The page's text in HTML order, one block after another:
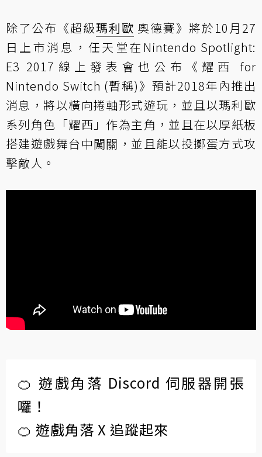
除了公布《超級瑪利歐 奧德賽》將於10月27
日上市消息，任天堂在Nintendo Spotlight:
E3 2017線上發表會也公布《耀西 for
Nintendo Switch (暫稱)》預計2018年內推出
消息，將以橫向捲軸形式遊玩，並且以瑪利歐
系列角色「耀西」作為主角，並且在以厚紙板
搭建遊戲舞台中闖關，並且能以投擲蛋方式攻
擊敵人。
🍊 遊戲角落 Discord 伺服器開張
囉！
🍊 遊戲角落 X 追蹤起來